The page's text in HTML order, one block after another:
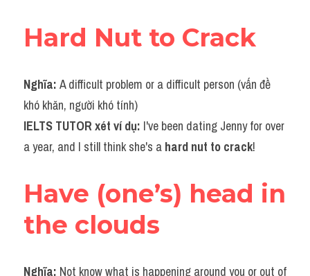
Hard Nut to Crack
Nghĩa: A difficult problem or a difficult person (vấn đề
khó khăn, người khó tính)
IELTS TUTOR xét ví dụ: I've been dating Jenny for over
a year, and I still think she's a hard nut to crack!
Have (one’s) head in
the clouds
Nghĩa: Not know what is happening around you or out of